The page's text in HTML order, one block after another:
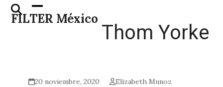
Skip
FILTER México
Open
mobile
Close
mobile
Thom Yorke
20 noviembre, 2020
Elizabeth Munoz